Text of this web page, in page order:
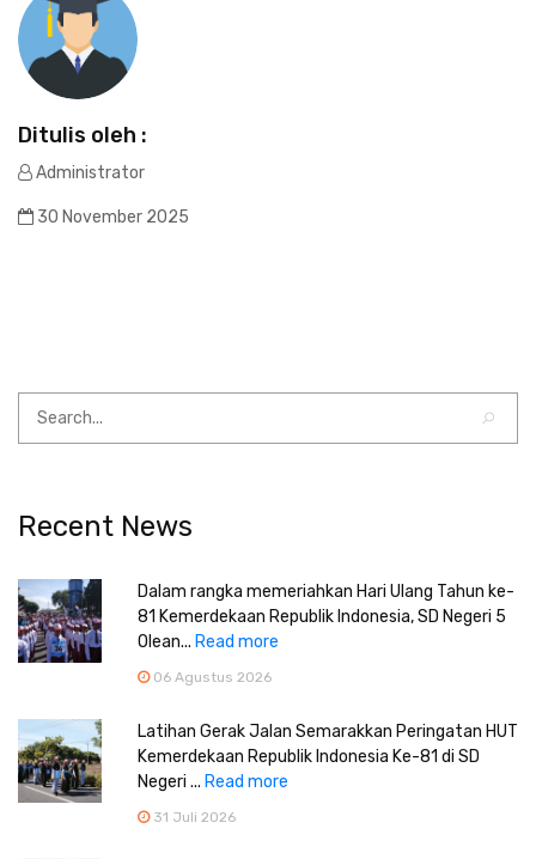
Ditulis oleh :
Administrator
30 November 2025
Recent News
Dalam rangka memeriahkan Hari Ulang Tahun ke-
81 Kemerdekaan Republik Indonesia, SD Negeri 5
Olean... Read more
06 Agustus 2026
Latihan Gerak Jalan Semarakkan Peringatan HUT
Kemerdekaan Republik Indonesia Ke-81 di SD
Negeri ... Read more
31 Juli 2026